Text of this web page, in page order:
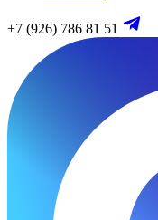
+7 (926) 786 81 51